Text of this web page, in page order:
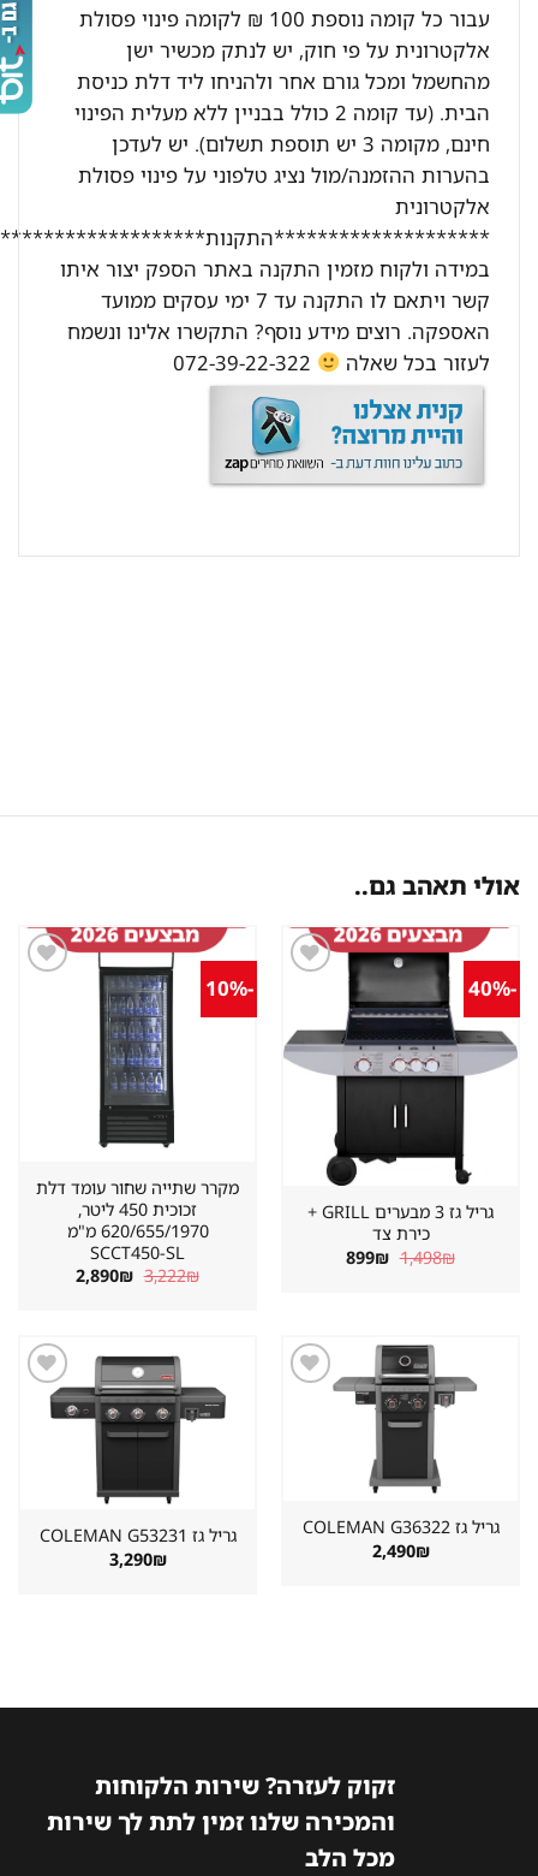
עבור כל קומה נוספת 100 ₪ לקומה פינוי פסולת
אלקטרונית על פי חוק, יש לנתק מכשיר ישן
מהחשמל ומכל גורם אחר ולהניחו ליד דלת כניסת
הבית. (עד קומה 2 כולל בבניין ללא מעלית הפינוי
חינם, מקומה 3 יש תוספת תשלום). יש לעדכן
בהערות ההזמנה/מול נציג טלפוני על פינוי פסולת
אלקטרונית
********************התקנות********************:
במידה ולקוח מזמין התקנה באתר הספק יצור איתו
קשר ויתאם לו התקנה עד 7 ימי עסקים ממועד
האספקה. רוצים מידע נוסף? התקשרו אלינו ונשמח
לעזור בכל שאלה
072-39-22-322
אולי תאהב גם..
במועדפים
גריל גז 3 מבערים GRILL +
כירת צד
1,498 המחיר
המקורי
899 ₪ המחיר
הנוכחי
מקרר שתייה שחור עומד דלת
זכוכית 450 ליטר,
620/655/1970 מ"מ
SCCT450-SL
3,222 המחיר
2,890 ₪ המחיר
הנוכחי
גריל גז ⁦COLEMAN G36322⁩
2,490
שמור
מוצר
גריל גז ⁦COLEMAN G53231⁩
3,290
זקוק לעזרה? שירות הלקוחות
והמכירה שלנו זמין לתת לך שירות
מכל הלב